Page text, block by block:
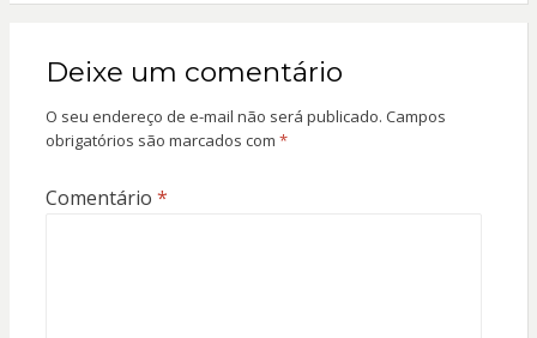
Deixe um comentário
O seu endereço de e-mail não será publicado. Campos
obrigatórios são marcados com *
Comentário *